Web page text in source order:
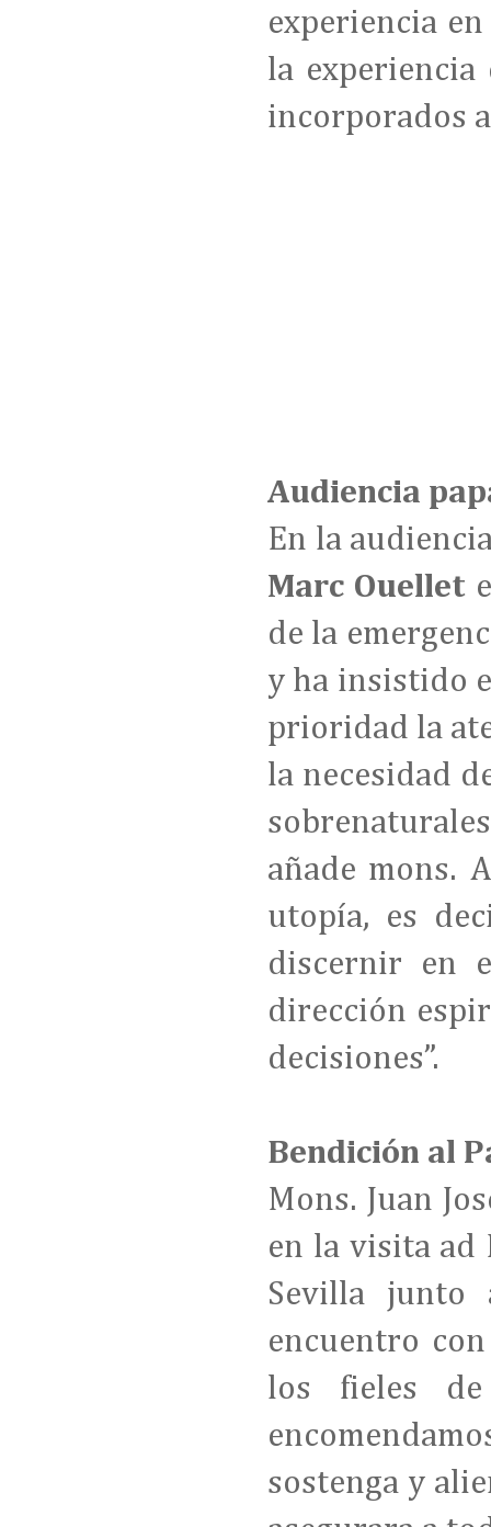
experiencia
la experiencia
incorporados
Audiencia
En la
Marc Ouellet
de la
y ha insistido
prioridad la
la necesidad
añade mons.
utopía, es
discernir en
dirección
decisiones”.
Bendición al
Mons. Juan
en la visita ad
Sevilla junto
encuentro
los fieles
sostenga y